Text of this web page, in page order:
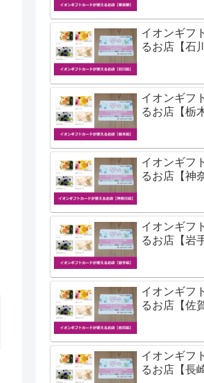
イオンギフ
るお店【石
イオンギフ
るお店【栃
イオンギフ
るお店【神
イオンギフ
るお店【岩
イオンギフ
るお店【佐
イオンギフ
るお店【長